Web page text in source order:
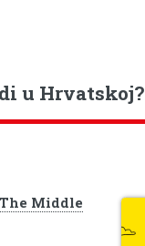
u Hrvatskoj?
The Middle